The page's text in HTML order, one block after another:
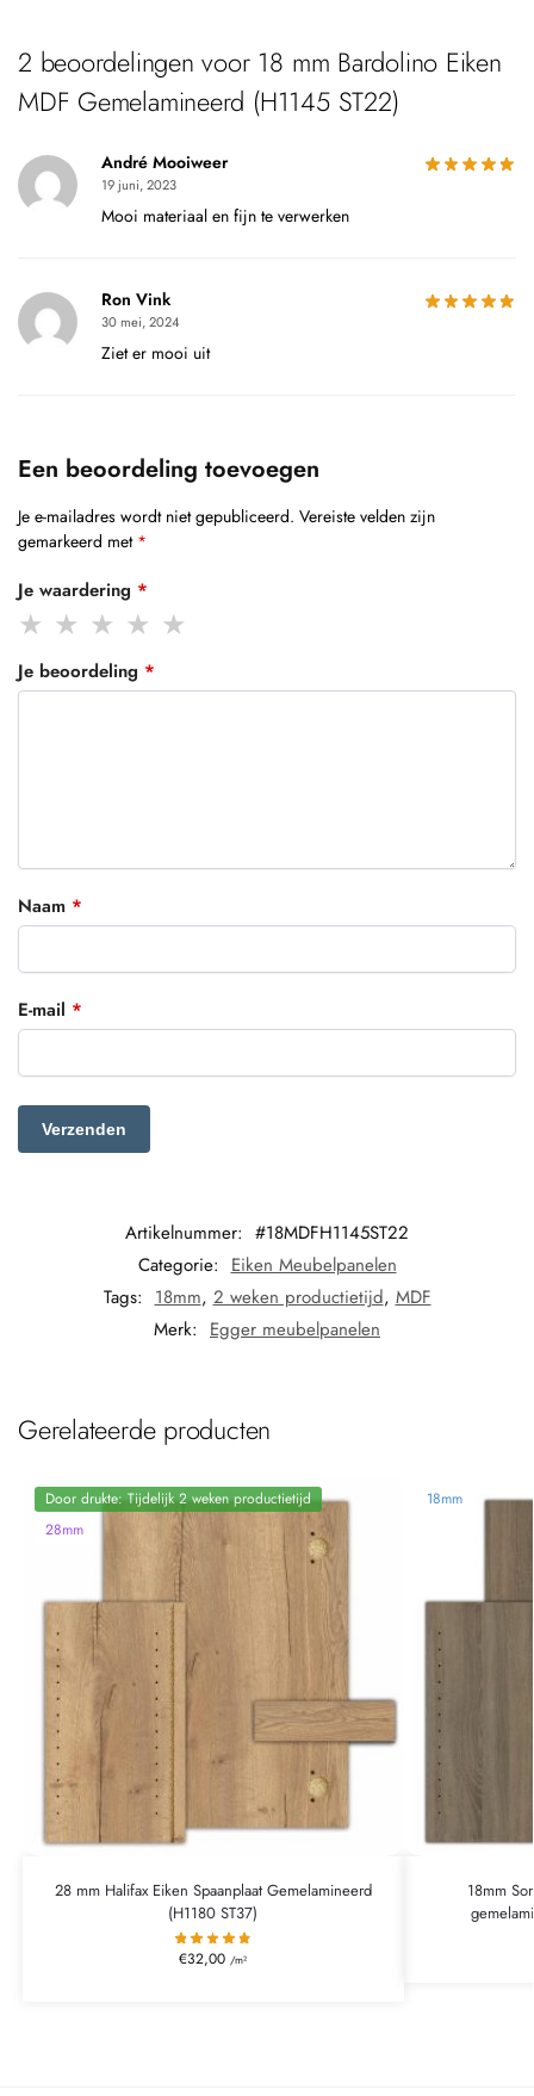
2 beoordelingen voor 18 mm Bardolino Eiken
MDF Gemelamineerd (H1145 ST22)
André Mooiweer
19 juni, 2023
Mooi materiaal en fijn te verwerken
Ron Vink
30 mei, 2024
Ziet er mooi uit
Een beoordeling toevoegen
Je e-mailadres wordt niet gepubliceerd. Vereiste velden zijn
gemarkeerd met *
Je waardering *
Je beoordeling *
Naam *
E-mail *
Artikelnummer: #18MDFH1145ST22
Categorie: Eiken Meubelpanelen
Tags: 18mm,2 weken productietijd,MDF
Merk: Egger meubelpanelen
Gerelateerde producten
Door drukte: Tijdelijk 2 weken productietijd
28mm
28 mm Halifax Eiken Spaanplaat Gemelamineerd
(H1180 ST37)
€32,00 /m²
18mm
18mm